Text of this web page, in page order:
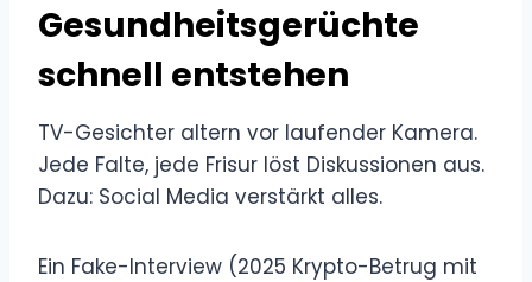
Gesundheitsgerüchte
schnell entstehen
TV-Gesichter altern vor laufender Kamera.
Jede Falte, jede Frisur löst Diskussionen aus.
Dazu: Social Media verstärkt alles.
Ein Fake-Interview (2025 Krypto-Betrug mit